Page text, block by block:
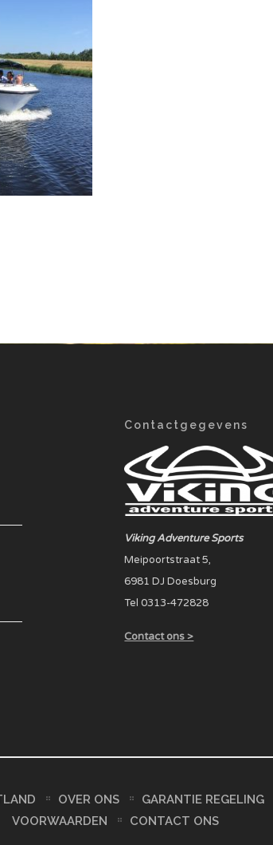
Contactgegevens
Viking Adventure Sports
Meipoortstraat 5,
6981 DJ Doesburg
Tel 0313-472828
Contact ons >
OVER ONS GARANTIE REGELING
VOORWAARDEN
CONTACT ONS